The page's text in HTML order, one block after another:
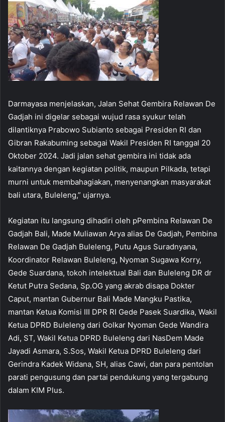
Darmayasa menjelaskan, Jalan Sehat Gembira Relawan De
Gadjah ini digelar sebagai wujud rasa syukur telah
dilantiknya Prabowo Subianto sebagai Presiden RI dan
Gibran Rakabuming sebagai Wakil Presiden RI tanggal 20
Oktober 2024. Jadi jalan sehat gembira ini tidak ada
kaitannya dengan kegiatan politik, maupun Pilkada, tetapi
murni untuk membahagiakan, menyenangkan masyarakat
bali utara, Buleleng,” ujarnya.
Kegiatan itu langsung dihadiri oleh pPembina Relawan De
Gadjah Bali, Made Muliawan Arya alias De Gadjah, Pembina
Relawan De Gadjah Buleleng, Putu Agus Suradnyana,
Koordinator Relawan Buleleng, Nyoman Sugawa Korry,
Gede Suardana, tokoh intelektual Bali dan Buleleng DR dr
Ketut Putra Sedana, Sp.OG yang akrab disapa Dokter
Caput, mantan Gubernur Bali Made Mangku Pastika,
mantan Ketua Komisi III DPR RI Gede Pasek Suardika, Wakil
Ketua DPRD Buleleng dari Golkar Nyoman Gede Wandira
Adi, ST, Wakil Ketua DPRD Buleleng dari NasDem Made
Jayadi Asmara, S.Sos, Wakil Ketua DPRD Buleleng dari
Gerindra Kadek Widana, SH, alias Cawi, dan para pentolan
parati pengusung dan partai pendukung yang tergabung
dalam KIM Plus.